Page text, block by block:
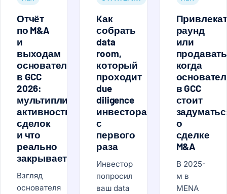
Отчёт
по M&A
и
выходам
основателей
в GCC
2026:
мультипликаторы,
активность
сделок
и что
реально
закрывается
Взгляд
основателя
Как
собрать
data
room,
который
проходит
due
diligence
инвестора
с
первого
раза
Инвестор
попросил
ваш data
раунд
или
когда
в GCC
стоит
о
сделке
M&A
В 2025-
м в
MENA